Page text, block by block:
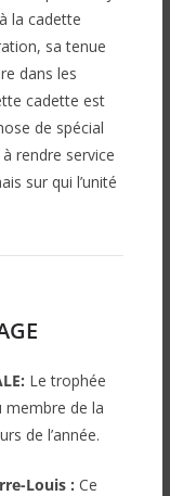
la cadette
sa tenue
dans les
cadette est
de spécial
rendre service
sur qui l’unité
Le trophée
membre de la
de l’année.
Louis : Ce